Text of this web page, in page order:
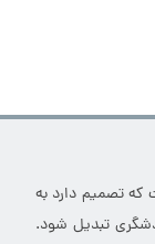
که تصمیم دارد به
تبدیل شود.